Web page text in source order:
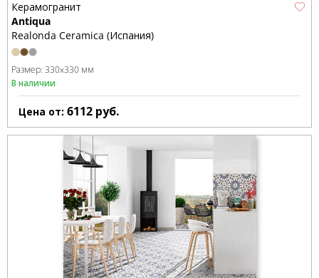
Керамогранит
Antiqua
Realonda Ceramica (Испания)
Размер: 330x330 мм
В наличии
Цена от: 6112 руб.